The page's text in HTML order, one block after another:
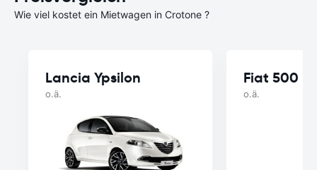
Wie viel kostet ein Mietwagen in Crotone ?
Lancia Ypsilon
o.ä.
Fiat 500
o.ä.